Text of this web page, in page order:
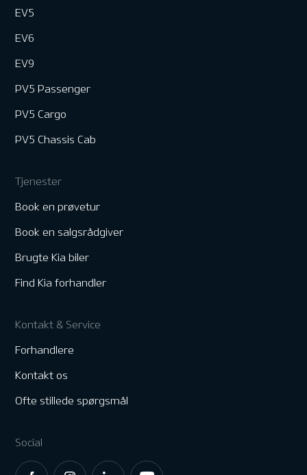
EV5
EV6
EV9
PV5 Passenger
PV5 Cargo
PV5 Chassis Cab
Tjenester
Book en prøvetur
Book en salgsrådgiver
Brugte Kia biler
Find Kia forhandler
Kontakt & Service
Forhandlere
Kontakt os
Ofte stillede spørgsmål
Social